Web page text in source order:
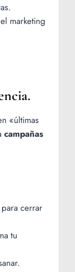
marketing
«últimas
campañas
cerrar
tu